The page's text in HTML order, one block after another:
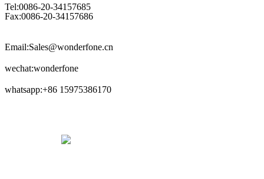
Tel:0086-20-34157685
Fax:0086-20-34157686
Email:Sales@wonderfone.cn
wechat:wonderfone
whatsapp:+86 15975386170